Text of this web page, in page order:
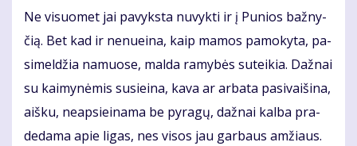
Ne vi­suo­met jai pa­vyks­ta nu­vyk­ti ir į Pu­nios baž­ny­
čią. Bet kad ir ne­nu­ei­na, kaip ma­mos pa­mo­ky­ta, pa­
si­mel­džia na­muo­se, mal­da ra­my­bės su­tei­kia. Daž­nai
su kai­my­nė­mis su­si­ei­na, ka­va ar ar­ba­ta pa­si­vai­ši­na,
aiš­ku, neap­si­ei­na­ma be py­ra­gų, daž­nai kal­ba pra­
de­da­ma apie li­gas, nes vi­sos jau gar­baus am­žiaus.